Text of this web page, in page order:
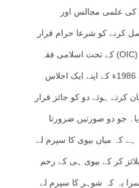
کی علمی مجالس اور
کرنے کو شرعا حرام قرار
دیا ہے۔ تنظیم تعاون اسلامی (OIC) کے تحت اسلامی فقہ
اکیڈمی کے مجموعہ علماء نے 1986ء کے اپنے ایک اجلاس
ہوئے دو کو جائز قرار
جو دو صورتیں ضرورتا
کہ میاں بیوی کا سپرم لے
کر کے بیوی ہی کے رحم
یہ کہ شوہر کا سپرم لے